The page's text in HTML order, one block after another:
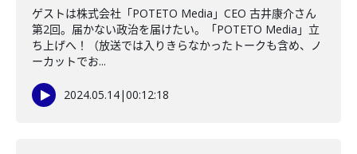
ゲストは株式会社「POTETO Media」CEO 古井康介さん
第2回。届かない政治を届けたい。「POTETO Media」立
ち上げへ！（放送では入りきらなかったトークも含め、ノ
ーカットでお...
2024.05.14|00:12:18